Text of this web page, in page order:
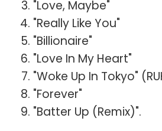
"Love, Maybe"
"Really Like You"
"Billionaire"
"Love In My Heart"
"Woke Up In Tokyo"
"Forever"
"Batter Up (Remix)".